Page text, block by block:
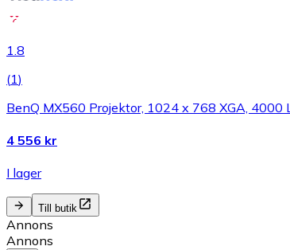
1.8
(1)
BenQ MX560 Projektor, 1024 x 768 XGA, 4000
4 556 kr
I lager
Till butik
Annons
Annons